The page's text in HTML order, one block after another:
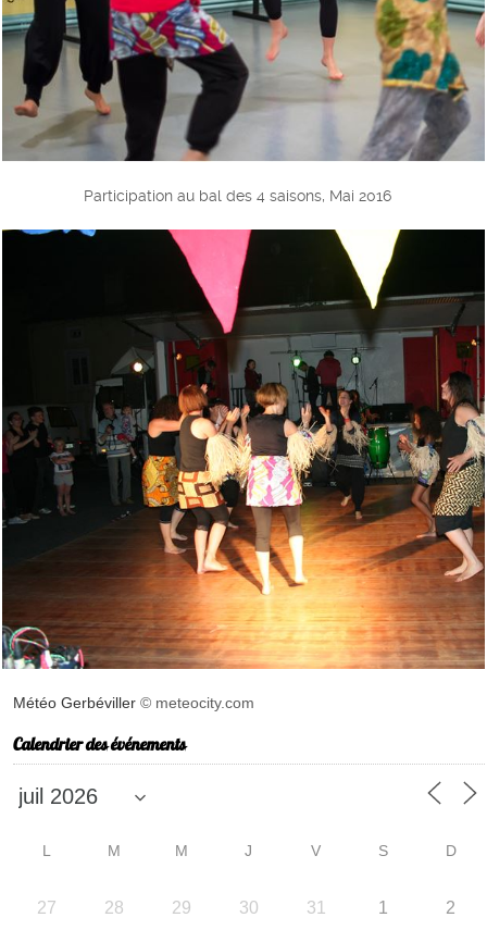
Participation au bal des 4 saisons, Mai 2016
Météo Gerbéviller © meteocity.com
Calendrier des événements
L M M J V S D
27 28 29 30 31 1 2